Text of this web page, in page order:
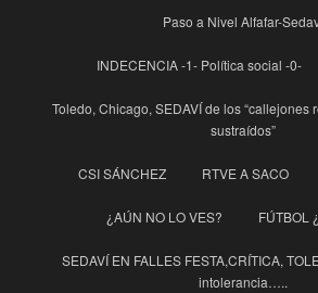
Paso a Nivel Alfafar-
INDECENCIA -1- Política social -0-
Toledo, Chicago, SEDAVÍ de los “callejones
sustraídos”
CSI SÁNCHEZ RTVE A SACO
¿AÚN NO LO VES? FÚTBOL
SEDAVÍ EN FALLES FESTA,CRÍTICA,
intolerancia…..